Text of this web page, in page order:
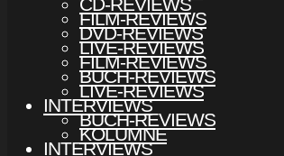
FILM-REVIEWS
LIVE-REVIEWS
BUCH-REVIEWS
INTERVIEWS
KOLUMNE
DVD-REVIEWS
FILM-REVIEWS
LIVE-REVIEWS
BUCH-REVIEWS
INTERVIEWS